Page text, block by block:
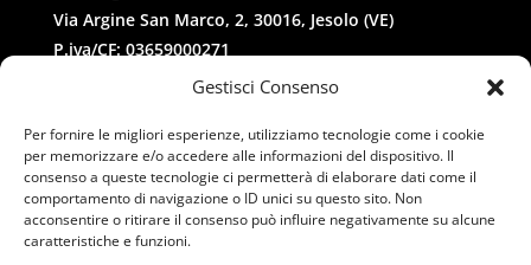
Gestisci Consenso
Per fornire le migliori esperienze, utilizziamo tecnologie come i cookie
per memorizzare e/o accedere alle informazioni del dispositivo. Il
consenso a queste tecnologie ci permetterà di elaborare dati come il
comportamento di navigazione o ID unici su questo sito. Non
acconsentire o ritirare il consenso può influire negativamente su alcune
caratteristiche e funzioni.
Via Argine San Marco, 2, 30016, Jesolo (VE)
P.iva/CF: 03659000271